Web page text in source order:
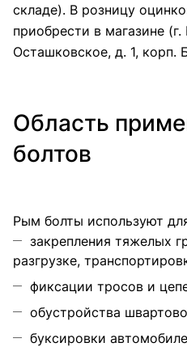
складе). В розницу
приобрести в магазине
Осташковское, д. 1, корп.
Область
болтов
Рым болты используют
закрепления тяжелых
разгрузке,
фиксации тросов и
обустройства
буксировки